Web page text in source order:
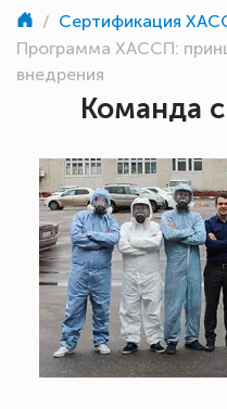
/ Сертификация
Программа ХАССП:
внедрения
Команда